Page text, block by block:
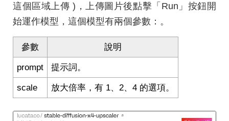
這個區域上傳 )，上傳圖片後點擊「Run」按鈕開
始運作模型，這個模型有兩個參數：。
參數 說明
prompt 提示詞。
scale 放大倍率，有 1、2、4 的選項。